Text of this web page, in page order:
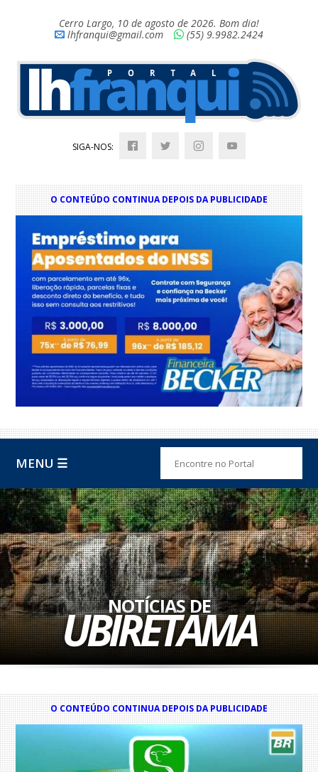
Cerro Largo, 10 de agosto de 2026. Bom dia!
lhfranqui@gmail.com
(55) 9.9982.2424
SIGA-NOS:
O CONTEÚDO CONTINUA DEPOIS DA PUBLICIDADE
MENU ☰
NOTÍCIAS DE
UBIRETAMA
O CONTEÚDO CONTINUA DEPOIS DA PUBLICIDADE